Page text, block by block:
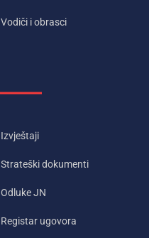
Vodiči i obrasci
Izvještaji
Strateški dokumenti
Odluke JN
Registar ugovora